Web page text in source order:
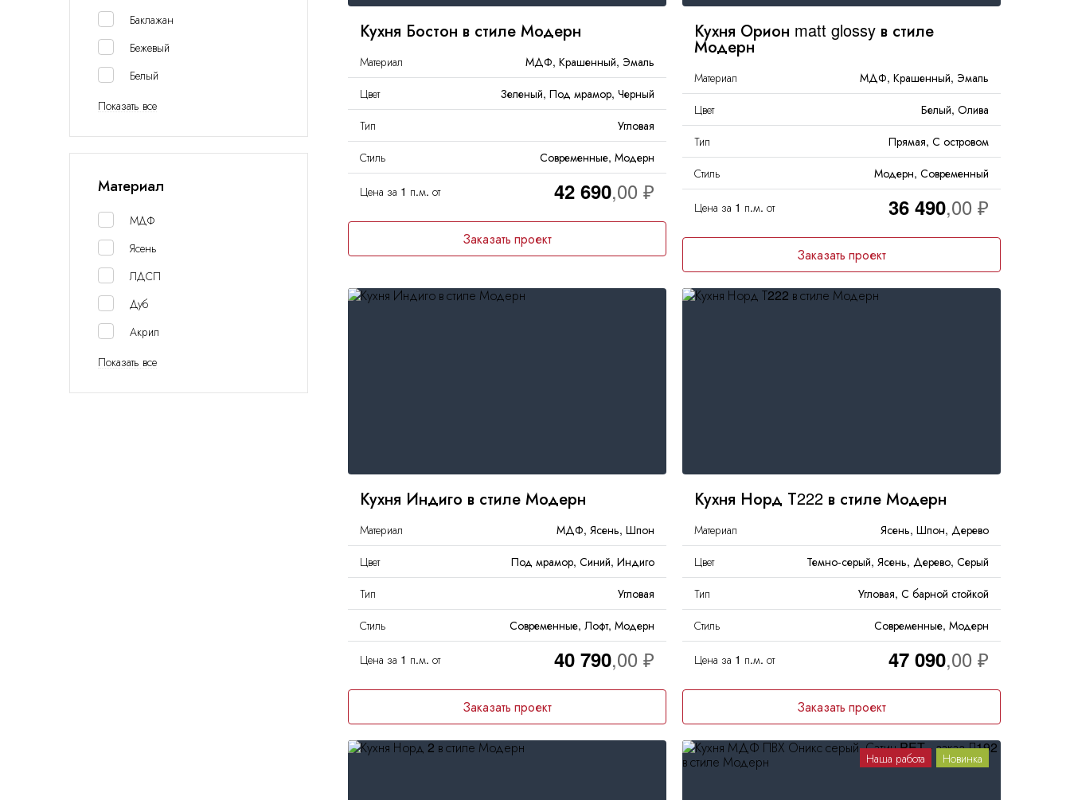
Баклажан
Бежевый
Белый
Показать все
Материал
МДФ
Ясень
ЛДСП
Дуб
Акрил
Показать все
Кухня Бостон в стиле Модерн
Материал
МДФ, Крашенный, Эмаль
Цвет
Зеленый, Под мрамор, Черный
Тип
Угловая
Стиль
Современные, Модерн
Цена за 1 п.м. от 42 690
Заказать проект
Кухня Орион matt glossy в стиле
Модерн
Материал
МДФ, Крашенный, Эмаль
Цвет
Белый, Олива
Тип
Прямая, С островом
Стиль
Модерн, Современный
Цена за 1 п.м. от 36 490
Заказать проект
Кухня Индиго в стиле Модерн
Материал
МДФ, Ясень, Шпон
Цвет
Под мрамор, Синий, Индиго
Тип
Угловая
Стиль
Современные, Лофт, Модерн
Цена за 1 п.м. от 40 790
Заказать проект
Кухня Норд Т222 в стиле Модерн
Материал
Ясень, Шпон, Дерево
Цвет
Темно-серый, Ясень, Дерево, Серый
Тип
Угловая, С барной стойкой
Стиль
Современные, Модерн
Цена за 1 п.м. от 47 090
Заказать проект
Наша работа Новинка